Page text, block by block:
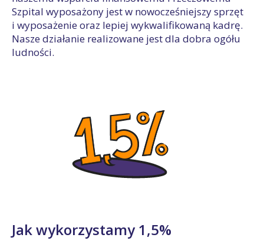
Szpital wyposażony jest w nowocześniejszy sprzęt
i wyposażenie oraz lepiej wykwalifikowaną kadrę.
Nasze działanie realizowane jest dla dobra ogółu
ludności.
Jak wykorzystamy 1,5%